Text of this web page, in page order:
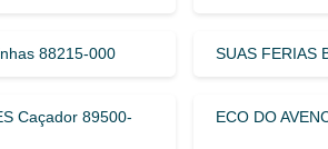
88215-000 SUAS FERIAS
Caçador 89500-
ECO DO